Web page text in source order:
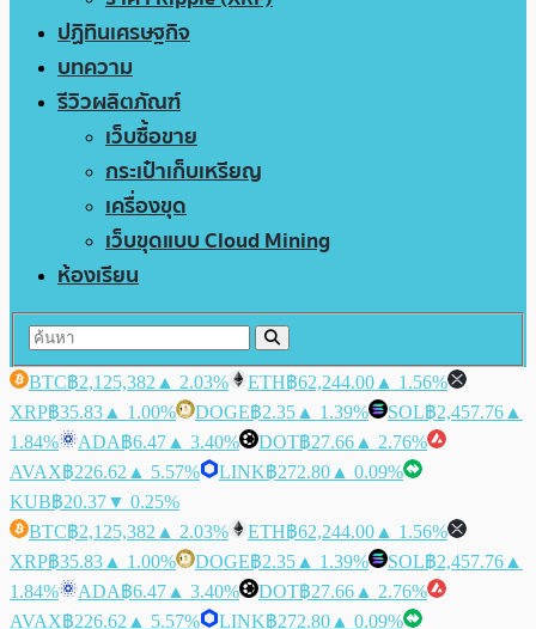
ปฏิทินเศรษฐกิจ
บทความ
รีวิวผลิตภัณฑ์
เว็บซื้อขาย
กระเป๋าเก็บเหรียญ
เครื่องขุด
เว็บขุดแบบ Cloud Mining
ห้องเรียน
BTC฿2,125,382 ▲ 2.03% ETH฿62,244.00 ▲ 1.56%
XRP฿35.83 ▲ 1.00% DOGE฿2.35 ▲ 1.39% SOL฿2,457.76 ▲
1.84%
ADA฿6.47 ▲ 3.40% DOT฿27.66 ▲ 2.76%
AVAX฿226.62 ▲ 5.57% LINK฿272.80 ▲ 0.09%
KUB฿20.37▼ 0.25%
BTC฿2,125,382 ▲ 2.03% ETH฿62,244.00 ▲ 1.56%
XRP฿35.83 ▲ 1.00% DOGE฿2.35 ▲ 1.39% SOL฿2,457.76 ▲
1.84%
ADA฿6.47 ▲ 3.40% DOT฿27.66 ▲ 2.76%
AVAX฿226.62 ▲ 5.57% LINK฿272.80 ▲ 0.09%